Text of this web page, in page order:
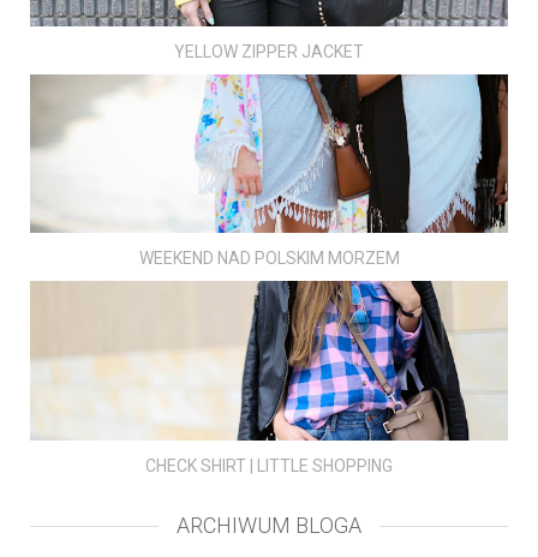
YELLOW ZIPPER JACKET
WEEKEND NAD POLSKIM MORZEM
CHECK SHIRT | LITTLE SHOPPING
ARCHIWUM BLOGA